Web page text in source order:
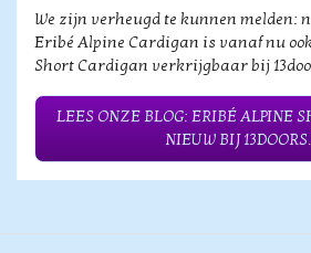
We zijn verheugd te kunnen melden:
Eribé Alpine Cardigan is vanaf nu
Short Cardigan verkrijgbaar bij
LEES ONZE BLOG: ERIBÉ ALPINE
NIEUW BIJ